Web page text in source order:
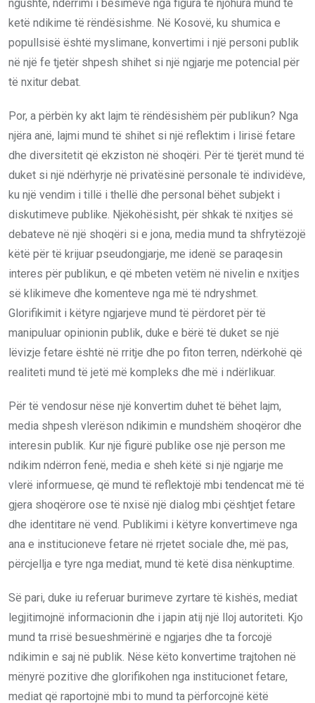
ngushtë, ndërrimi i besimeve nga figura të njohura mund të
ketë ndikime të rëndësishme. Në Kosovë, ku shumica e
popullsisë është myslimane, konvertimi i një personi publik
në një fe tjetër shpesh shihet si një ngjarje me potencial për
të nxitur debat.
Por, a përbën ky akt lajm të rëndësishëm për publikun? Nga
njëra anë, lajmi mund të shihet si një reflektim i lirisë fetare
dhe diversitetit që ekziston në shoqëri. Për të tjerët mund të
duket si një ndërhyrje në privatësinë personale të individëve,
ku një vendim i tillë i thellë dhe personal bëhet subjekt i
diskutimeve publike. Njëkohësisht, për shkak të nxitjes së
debateve në një shoqëri si e jona, media mund ta shfrytëzojë
këtë për të krijuar pseudongjarje, me idenë se paraqesin
interes për publikun, e që mbeten vetëm në nivelin e nxitjes
së klikimeve dhe komenteve nga më të ndryshmet.
Glorifikimit i këtyre ngjarjeve mund të përdoret për të
manipuluar opinionin publik, duke e bërë të duket se një
lëvizje fetare është në rritje dhe po fiton terren, ndërkohë që
realiteti mund të jetë më kompleks dhe më i ndërlikuar.
Për të vendosur nëse një konvertim duhet të bëhet lajm,
media shpesh vlerëson ndikimin e mundshëm shoqëror dhe
interesin publik. Kur një figurë publike ose një person me
ndikim ndërron fenë, media e sheh këtë si një ngjarje me
vlerë informuese, që mund të reflektojë mbi tendencat më të
gjera shoqërore ose të nxisë një dialog mbi çështjet fetare
dhe identitare në vend. Publikimi i këtyre konvertimeve nga
ana e institucioneve fetare në rrjetet sociale dhe, më pas,
përcjellja e tyre nga mediat, mund të ketë disa nënkuptime.
Së pari, duke iu referuar burimeve zyrtare të kishës, mediat
legjitimojnë informacionin dhe i japin atij një lloj autoriteti. Kjo
mund ta rrisë besueshmërinë e ngjarjes dhe ta forcojë
ndikimin e saj në publik. Nëse këto konvertime trajtohen në
mënyrë pozitive dhe glorifikohen nga institucionet fetare,
mediat që raportojnë mbi to mund ta përforcojnë këtë